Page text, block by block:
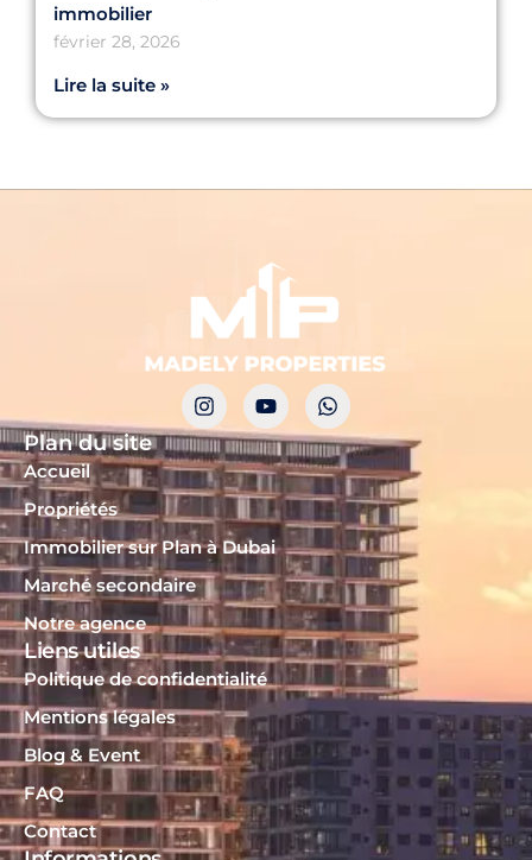
immobilier
février 28, 2026
Lire la suite »
Plan du site
Accueil
Propriétés
Immobilier sur Plan à Dubai
Marché secondaire
Notre agence
Liens utiles
Politique de confidentialité
Mentions légales
Blog & Event
FAQ
Contact